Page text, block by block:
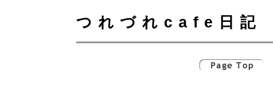
つれづれcafe日記